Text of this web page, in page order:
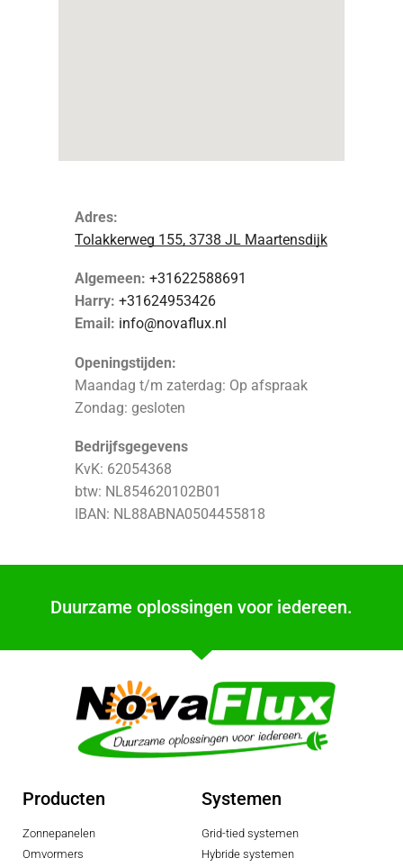
Adres:
Tolakkerweg 155, 3738 JL Maartensdijk
Algemeen: +31622588691
Harry: +31624953426
Email: info@novaflux.nl
Openingstijden:
Maandag t/m zaterdag: Op afspraak
Zondag: gesloten
Bedrijfsgegevens
KvK: 62054368
btw: NL854620102B01
IBAN: NL88ABNA0504455818
Duurzame oplossingen voor iedereen.
Producten
Zonnepanelen
Omvormers
Systemen
Grid-tied systemen
Hybride systemen